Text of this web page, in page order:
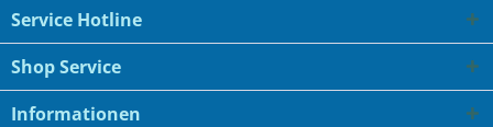
Service Hotline
Shop Service
Informationen